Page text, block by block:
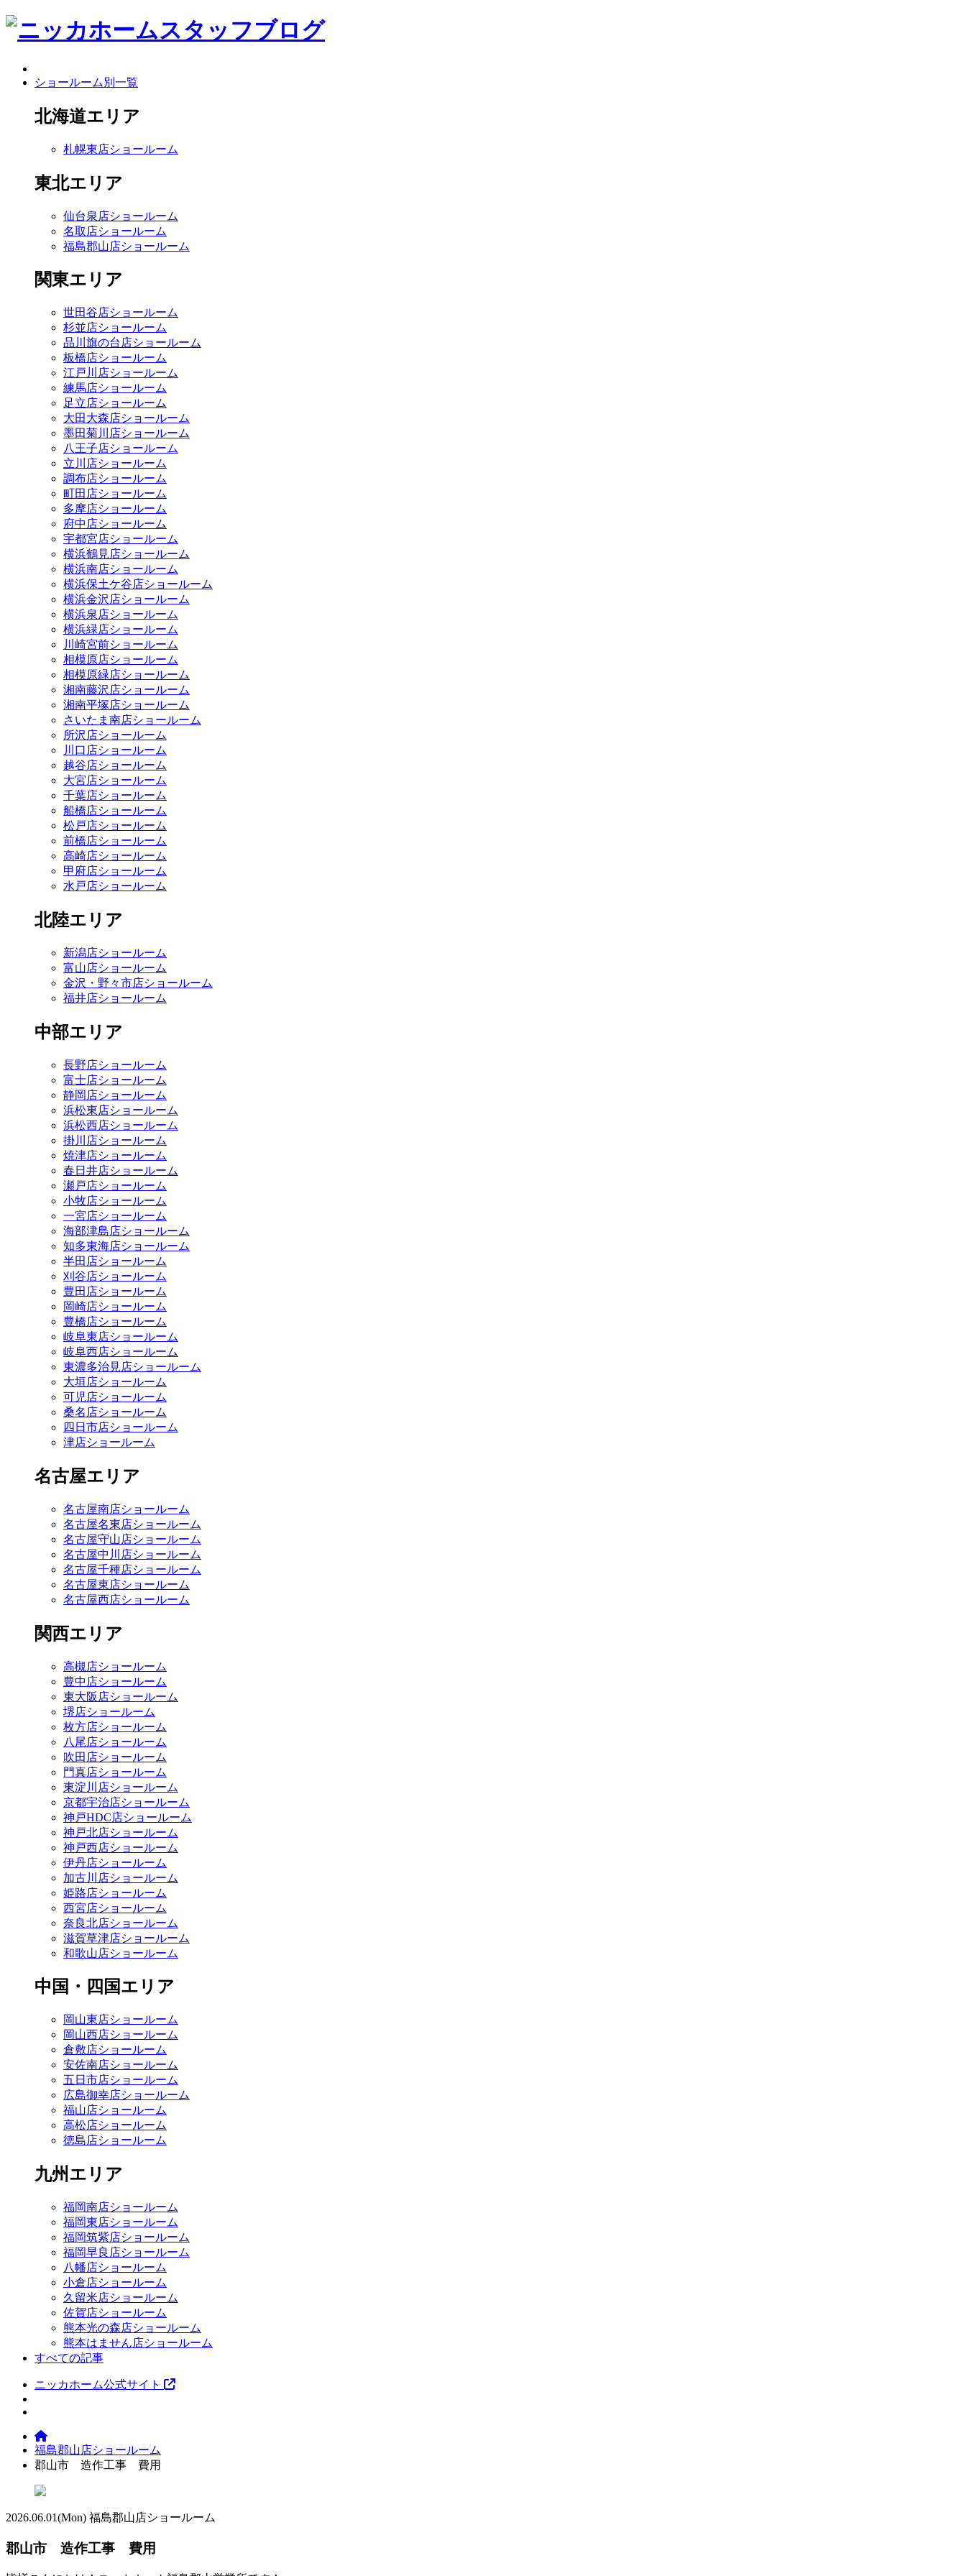
ショールーム別一覧
北海道エリア
札幌東店ショールーム
東北エリア
仙台泉店ショールーム
名取店ショールーム
福島郡山店ショールーム
関東エリア
世田谷店ショールーム
杉並店ショールーム
品川旗の台店ショールーム
板橋店ショールーム
江戸川店ショールーム
練馬店ショールーム
足立店ショールーム
大田大森店ショールーム
墨田菊川店ショールーム
八王子店ショールーム
立川店ショールーム
調布店ショールーム
町田店ショールーム
多摩店ショールーム
府中店ショールーム
宇都宮店ショールーム
横浜鶴見店ショールーム
横浜南店ショールーム
横浜保土ケ谷店ショールーム
横浜金沢店ショールーム
横浜泉店ショールーム
横浜緑店ショールーム
川崎宮前ショールーム
相模原店ショールーム
相模原緑店ショールーム
湘南藤沢店ショールーム
湘南平塚店ショールーム
さいたま南店ショールーム
所沢店ショールーム
川口店ショールーム
越谷店ショールーム
大宮店ショールーム
千葉店ショールーム
船橋店ショールーム
松戸店ショールーム
前橋店ショールーム
高崎店ショールーム
甲府店ショールーム
水戸店ショールーム
北陸エリア
新潟店ショールーム
富山店ショールーム
金沢・野々市店ショールーム
福井店ショールーム
中部エリア
長野店ショールーム
富士店ショールーム
静岡店ショールーム
浜松東店ショールーム
浜松西店ショールーム
掛川店ショールーム
焼津店ショールーム
春日井店ショールーム
瀬戸店ショールーム
小牧店ショールーム
一宮店ショールーム
海部津島店ショールーム
知多東海店ショールーム
半田店ショールーム
刈谷店ショールーム
豊田店ショールーム
岡崎店ショールーム
豊橋店ショールーム
岐阜東店ショールーム
岐阜西店ショールーム
東濃多治見店ショールーム
大垣店ショールーム
可児店ショールーム
桑名店ショールーム
四日市店ショールーム
津店ショールーム
名古屋エリア
名古屋南店ショールーム
名古屋名東店ショールーム
名古屋守山店ショールーム
名古屋中川店ショールーム
名古屋千種店ショールーム
名古屋東店ショールーム
名古屋西店ショールーム
関西エリア
高槻店ショールーム
豊中店ショールーム
東大阪店ショールーム
堺店ショールーム
枚方店ショールーム
八尾店ショールーム
吹田店ショールーム
門真店ショールーム
東淀川店ショールーム
京都宇治店ショールーム
神戸HDC店ショールーム
神戸北店ショールーム
神戸西店ショールーム
伊丹店ショールーム
加古川店ショールーム
姫路店ショールーム
西宮店ショールーム
奈良北店ショールーム
滋賀草津店ショールーム
和歌山店ショールーム
中国・四国エリア
岡山東店ショールーム
岡山西店ショールーム
倉敷店ショールーム
安佐南店ショールーム
五日市店ショールーム
広島御幸店ショールーム
福山店ショールーム
高松店ショールーム
徳島店ショールーム
九州エリア
福岡南店ショールーム
福岡東店ショールーム
福岡筑紫店ショールーム
福岡早良店ショールーム
八幡店ショールーム
小倉店ショールーム
久留米店ショールーム
佐賀店ショールーム
熊本光の森店ショールーム
熊本はません店ショールーム
すべての記事
ニッカホーム公式サイト
福島郡山店ショールーム
郡山市 造作工事 費用
2026.06.01(Mon) 福島郡山店ショールーム
郡山市 造作工事 費用